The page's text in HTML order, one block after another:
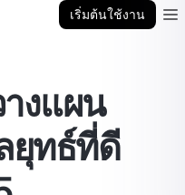
เริ่มต้นใช้งาน
งแผน
ยุทธ์ที่ดี